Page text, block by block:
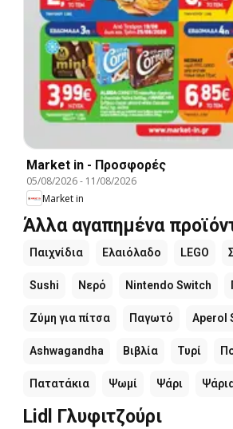
Market in - Προσφορές
05/08/2026- 11/08/2026
Market in
Άλλα αγαπημένα
Παιχνίδια Ελαιόλαδο LEGO
Sushi Νερό Nintendo Switch
Ζύμη για πίτσα Παγωτό Aperol
Ashwagandha Βιβλία Τυρί
Πατατάκια Ψωμί Ψάρι
Lidl Γλυφιτζούρι